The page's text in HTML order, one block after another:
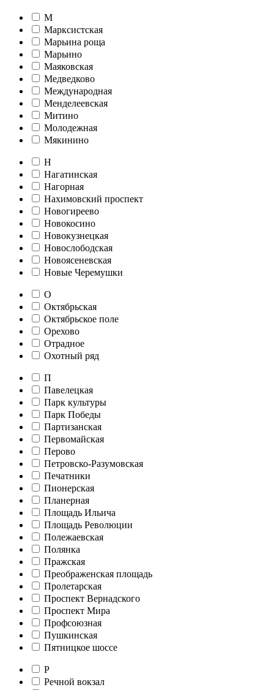
М
Марксистская
Марьина роща
Марьино
Маяковская
Медведково
Международная
Менделеевская
Митино
Молодежная
Мякинино
Н
Нагатинская
Нагорная
Нахимовский проспект
Новогиреево
Новокосино
Новокузнецкая
Новослободская
Новоясеневская
Новые Черемушки
О
Октябрьская
Октябрьское поле
Орехово
Отрадное
Охотный ряд
П
Павелецкая
Парк культуры
Парк Победы
Партизанская
Первомайская
Перово
Петровско-Разумовская
Печатники
Пионерская
Планерная
Площадь Ильича
Площадь Революции
Полежаевская
Полянка
Пражская
Преображенская площадь
Пролетарская
Проспект Вернадского
Проспект Мира
Профсоюзная
Пушкинская
Пятницкое шоссе
Р
Речной вокзал